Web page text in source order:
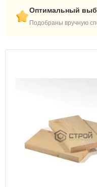
Оптимальный
Подобраны вручную